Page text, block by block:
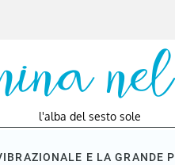
l'alba del sesto sole
E LA GRANDE